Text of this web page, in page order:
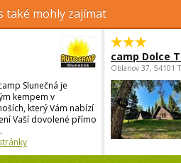
také mohly zajímat
Slunečná je
kempem v
který Vám nabízí
Vaší dovolené přímo
camp Dolce
Oblanov 37, 54101